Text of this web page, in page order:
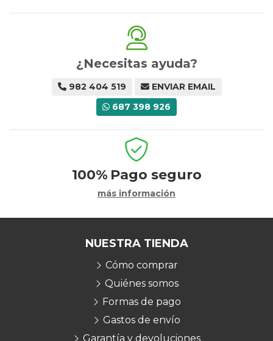
¿Necesitas ayuda?
982 404 519
ENVIAR EMAIL
687 398 926
100% Pago seguro
más información
NUESTRA TIENDA
Cómo comprar
Quiénes somos
Formas de pago
Gastos de envío
Garantía y devoluciones